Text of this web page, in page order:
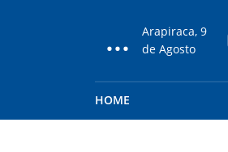
...
Arapiraca, 9
de Agosto
HOME